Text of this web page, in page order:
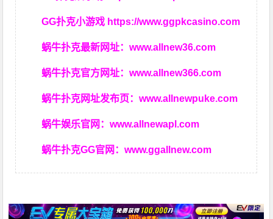
GG扑克小游戏 https://www.ggpkcasino.com
蜗牛扑克最新网址：www.allnew36.com
蜗牛扑克官方网址：www.allnew366.com
蜗牛扑克网址发布页：www.allnewpuke.com
蜗牛娱乐官网：www.allnewapl.com
蜗牛扑克GG官网：www.ggallnew.com